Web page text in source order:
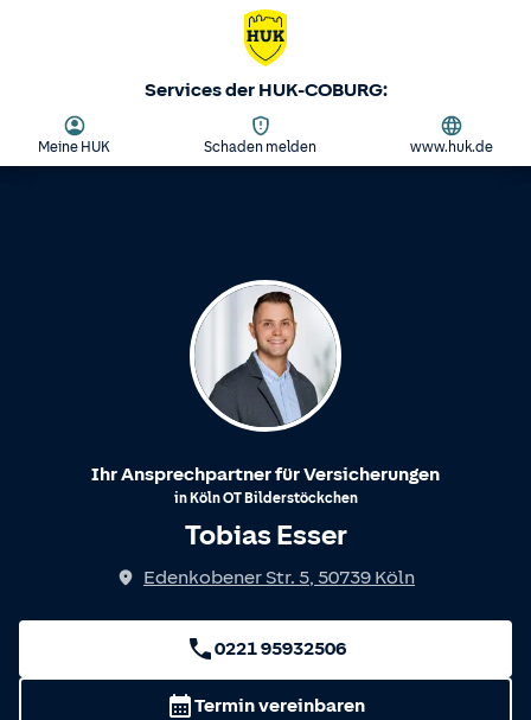
Services der HUK-COBURG:
Meine HUK Schaden melden www.huk.de
Ihr Ansprechpartner für Versicherungen
in KölnOT Bilderstöckchen
Tobias Esser
Edenkobener Str. 5, 50739 Köln
0221 95932506
Termin vereinbaren